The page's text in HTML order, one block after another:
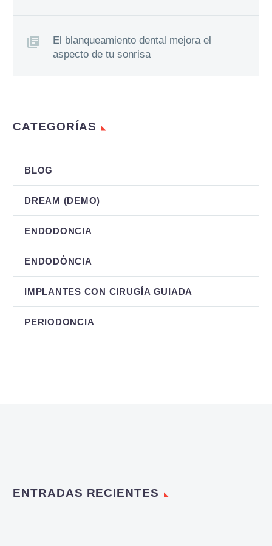
El blanqueamiento dental mejora el
aspecto de tu sonrisa
CATEGORÍAS
BLOG
DREAM (DEMO)
ENDODONCIA
ENDODÒNCIA
IMPLANTES CON CIRUGÍA GUIADA
PERIODONCIA
ENTRADAS RECIENTES